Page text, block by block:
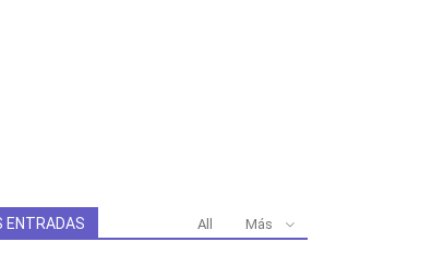
ENTRADAS All Más